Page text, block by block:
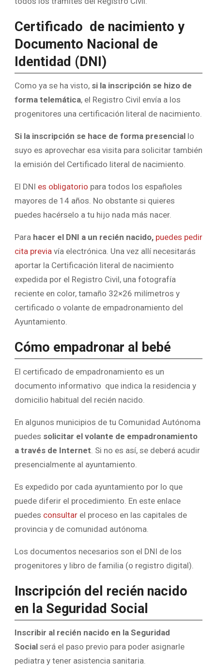
Certificado de nacimiento y
Documento Nacional de
Identidad (DNI)
Como ya se ha visto, si la inscripción se hizo de
forma telemática, el Registro Civil envía a los
progenitores una certificación literal de nacimiento.
Si la inscripción se hace de forma presencial lo
suyo es aprovechar esa visita para solicitar también
la emisión del Certificado literal de nacimiento.
El DNI es obligatorio para todos los españoles
mayores de 14 años. No obstante si quieres
puedes hacérselo a tu hijo nada más nacer.
Para hacer el DNI a un recién nacido, puedes pedir
cita previa vía electrónica. Una vez allí necesitarás
aportar la Certificación literal de nacimiento
expedida por el Registro Civil, una fotografía
reciente en color, tamaño 32×26 milímetros y
certificado o volante de empadronamiento del
Ayuntamiento.
Cómo empadronar al bebé
El certificado de empadronamiento es un
documento informativo que indica la residencia y
domicilio habitual del recién nacido.
En algunos municipios de tu Comunidad Autónoma
puedes solicitar el volante de empadronamiento
a través de Internet . Si no es así, se deberá acudir
presencialmente al ayuntamiento.
Es expedido por cada ayuntamiento por lo que
puede diferir el procedimiento. En este enlace
puedes consultar el proceso en las capitales de
provincia y de comunidad autónoma.
Los documentos necesarios son el DNI de los
progenitores y libro de familia (o registro digital).
Inscripción del recién nacido
en la Seguridad Social
Inscribir al recién nacido en la Seguridad
Social será el paso previo para poder asignarle
pediatra y tener asistencia sanitaria.